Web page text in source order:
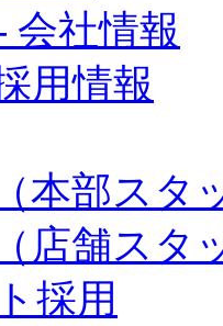
会社情報
用情報
本部スタ
店舗スタ
採用